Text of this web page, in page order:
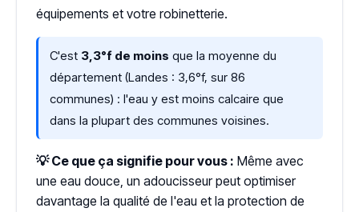
équipements et votre robinetterie.
C'est 3,3°f de moins que la moyenne du
département (Landes : 3,6°f, sur 86
communes) : l'eau y est moins calcaire que
dans la plupart des communes voisines.
💡 Ce que ça signifie pour vous : Même avec
une eau douce, un adoucisseur peut optimiser
davantage la qualité de l'eau et la protection de